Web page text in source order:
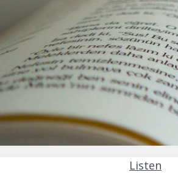
Faculdade
de
Medicina
Veterinária
Listen